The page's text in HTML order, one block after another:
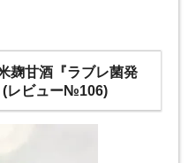
麹甘酒『ラブレ菌発
(レビュー№106)